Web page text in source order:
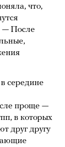
что,
— После
середине
проще —
в которых
друг другу